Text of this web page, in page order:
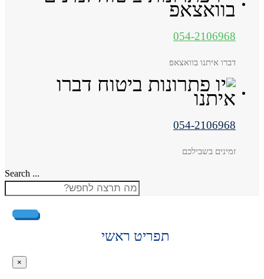
054-2106968
דברו איתנו בוואצאפ
054-2106968
זמינים בשבילכם
Search ...
תפריט ראשי
×